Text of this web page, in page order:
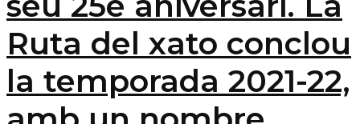
Ruta del xato conclou
la temporada 2021-22,